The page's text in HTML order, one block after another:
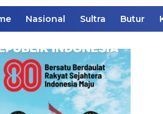
Nasional Sultra Butur